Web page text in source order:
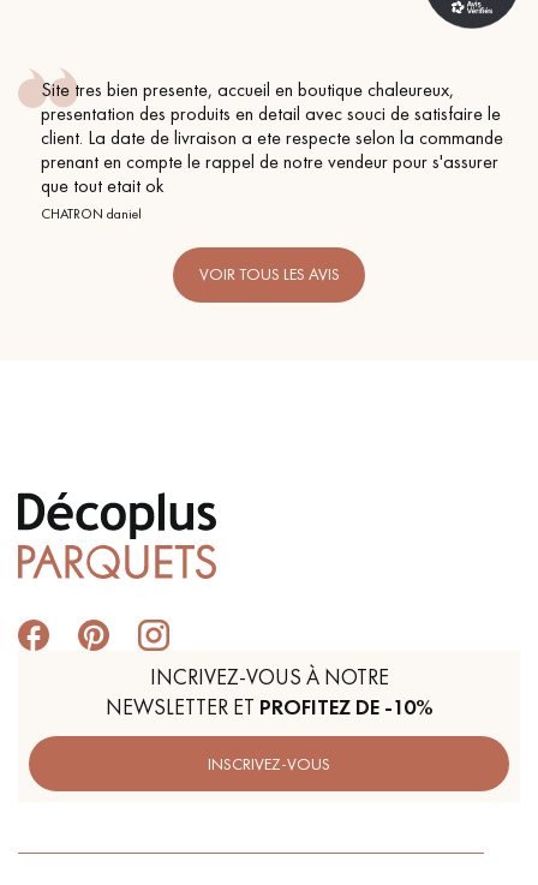
boutique chaleureux,
avec souci de satisfaire le
respecte selon la commande
vendeur pour s'assurer
Conseil parfait, échanges
BEILE FRANCK
VOIR TOUS LES AVIS
INCRIVEZ-VOUS À NOTRE
NEWSLETTER ET PROFITEZ DE -10%
INSCRIVEZ-VOUS